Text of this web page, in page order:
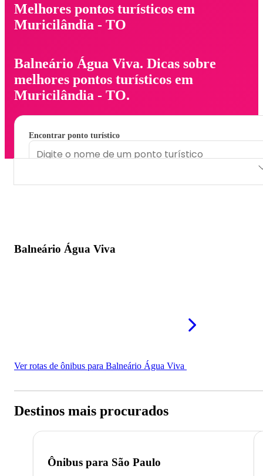
Melhores pontos turísticos em
Muricilândia - TO
Balneário Água Viva. Dicas sobre
melhores pontos turísticos em
Muricilândia - TO.
Encontrar ponto turístico
Balneário Água Viva
Ver rotas de ônibus para Balneário Água Viva
Destinos mais procurados
Ônibus para São Paulo